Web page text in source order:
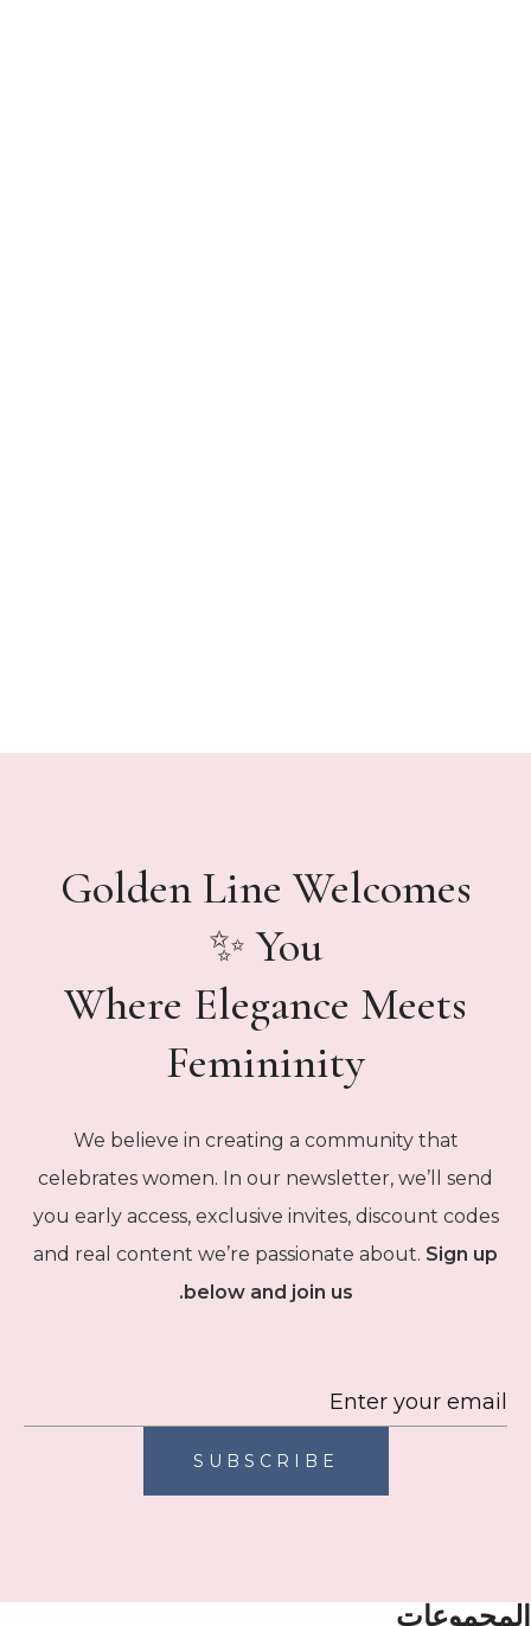
Golden Line Welcomes
You ✨
Where Elegance Meets
Femininity
We believe in creating a community that
celebrates women. In our newsletter, we’ll send
you early access, exclusive invites, discount codes
and real content we’re passionate about. Sign up
below and join us.
SUBSCRIBE
المجموعات